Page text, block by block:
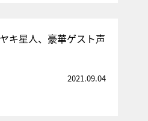
キ星人、豪華ゲスト声
2021.09.04